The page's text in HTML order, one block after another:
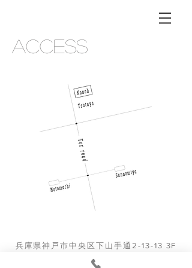
兵庫県神戸市中央区下山手通2-13-13 3F
​トアロード沿いTSUTAYAから山手へ１分
ACCESS